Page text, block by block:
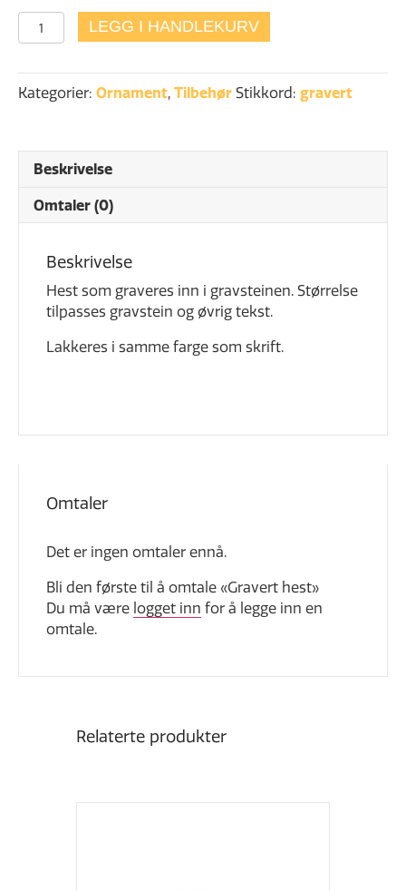
Gravert
hest
LEGG I HANDLEKURV
Kategorier: Ornament, Tilbehør Stikkord: gravert
Beskrivelse
Omtaler (0)
Beskrivelse
Hest som graveres inn i gravsteinen. Størrelse
tilpasses gravstein og øvrig tekst.
Lakkeres i samme farge som skrift.
Omtaler
Det er ingen omtaler ennå.
Bli den første til å omtale «Gravert hest»
Du må være logget inn for å legge inn en
omtale.
Relaterte produkter